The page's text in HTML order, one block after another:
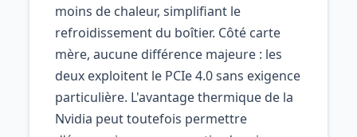
moins de chaleur, simplifiant le
refroidissement du boîtier. Côté carte
mère, aucune différence majeure : les
deux exploitent le PCIe 4.0 sans exigence
particulière. L'avantage thermique de la
Nvidia peut toutefois permettre